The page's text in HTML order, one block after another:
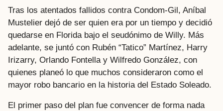
Tras los atentados fallidos contra Condom-Gil, Aníbal
Mustelier dejó de ser quien era por un tiempo y decidió
quedarse en Florida bajo el seudónimo de Willy. Más
adelante, se juntó con Rubén “Tatico” Martínez, Harry
Irizarry, Orlando Fontella y Wilfredo González, con
quienes planeó lo que muchos consideraron como el
mayor robo bancario en la historia del Estado Soleado.
El primer paso del plan fue convencer de forma nada